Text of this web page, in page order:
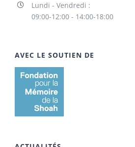
Lundi - Vendredi :
09:00-12:00 - 14:00-18:00
AVEC LE SOUTIEN DE